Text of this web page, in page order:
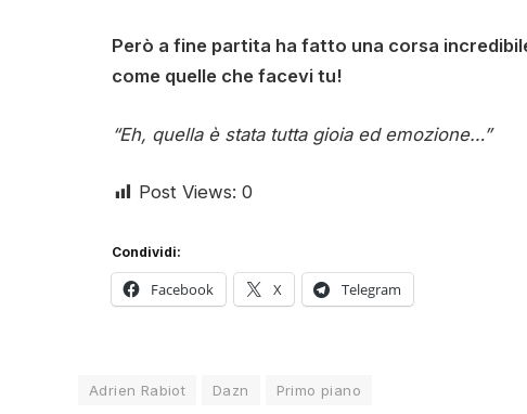
Però a fine partita ha fatto una corsa
come quelle che facevi tu!
“Eh, quella è stata tutta gioia ed emozione…”
Post Views: 0
Condividi:
Facebook X Telegram
Adrien Rabiot Dazn Primo piano